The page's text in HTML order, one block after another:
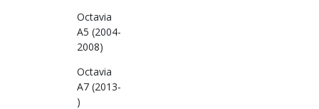
Octavia
A5 (2004-
2008)
Octavia
A7 (2013-
)